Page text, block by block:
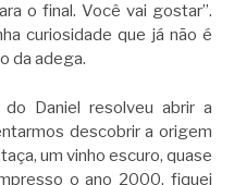
o final. Você vai gostar”.
curiosidade que já não é
da adega.
Daniel resolveu abrir a
descobrir a origem
um vinho escuro, quase
o ano 2000, fiquei